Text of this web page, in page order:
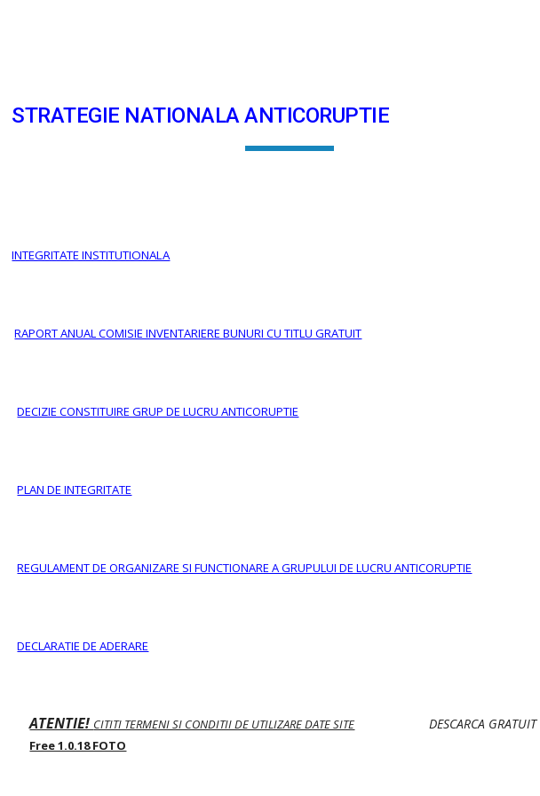
STRATEGIE NATIONALA ANTICORUPTIE
INTEGRITATE INSTITUTIONALA
RAPORT ANUAL COMISIE INVENTARIERE BUNURI CU TITLU GRATUIT
DECIZIE CONSTITUIRE GRUP DE LUCRU ANTICORUPTIE
PLAN DE INTEGRITATE
REGULAMENT DE ORGANIZARE SI FUNCTIONARE A GRUPULUI DE LUCRU ANTICORUPTIE
DECLARATIE DE ADERARE
ATENTIE! CITITI TERMENI SI CONDITII DE UTILIZARE DATE SITE DESCARCA GRATUIT
Free 1.0.18 FOTO